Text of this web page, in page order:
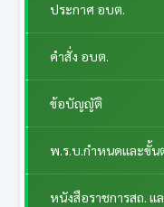
ประกาศ อบต.
คำสั่ง อบต.
ข้อบัญญัติ
พ.ร.บ.กำหนดและขั้น
หนังสือราชการสถ. แ